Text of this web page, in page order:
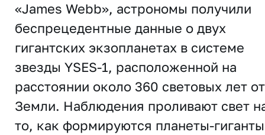
«James Webb», астрономы получили
беспрецедентные данные о двух
гигантских экзопланетах в системе
звезды YSES-1, расположенной на
расстоянии около 360 световых лет от
Земли. Наблюдения проливают свет
то, как формируются планеты-